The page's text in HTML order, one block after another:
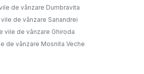
de vânzare Dumbravita
vile de vânzare Sanandrei
vile de vânzare Ghiroda
de vânzare Mosnita Veche